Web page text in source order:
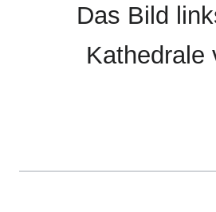
Das Bild
Kathedrale